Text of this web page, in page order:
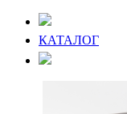
КАТАЛОГ